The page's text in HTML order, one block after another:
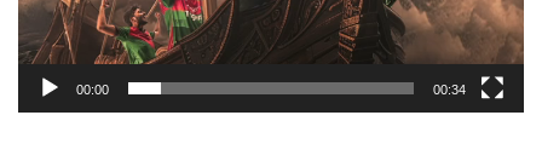
00:00 00:34